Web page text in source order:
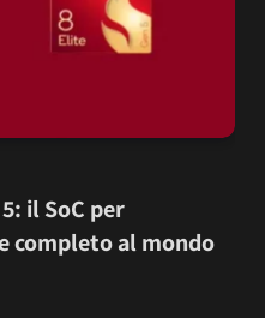
il SoC per
completo al mondo